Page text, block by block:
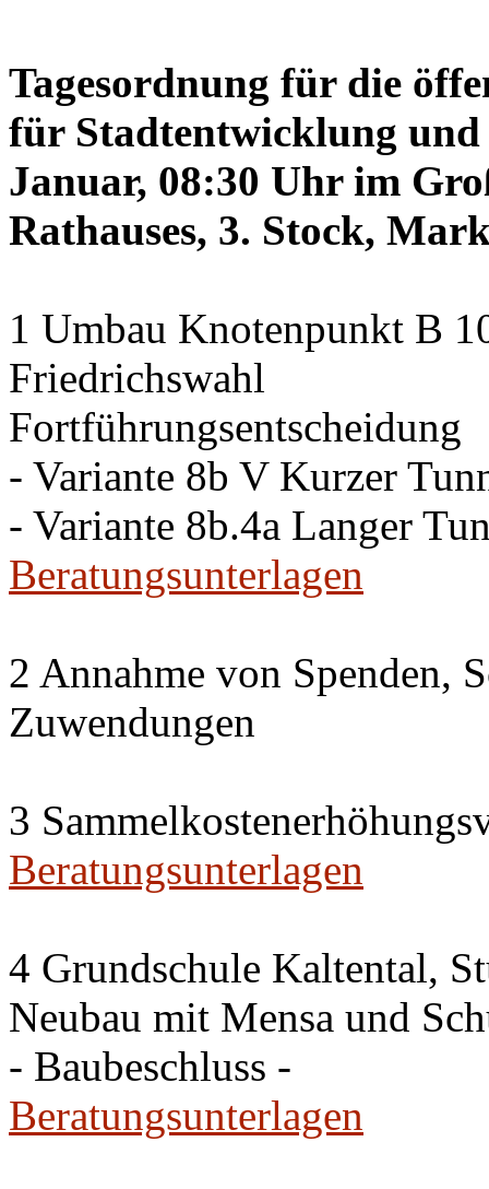
Tagesordnung für die
für Stadtentwicklung und
Januar, 08:30 Uhr im
Rathauses, 3. Stock,
1 Umbau Knotenpunkt B
Friedrichswahl
Fortführungsentscheidung
- Variante 8b V Kurzer
- Variante 8b.4a Langer
Beratungsunterlagen
2 Annahme von Spenden,
Zuwendungen
3
Beratungsunterlagen
4 Grundschule Kaltental,
Neubau mit Mensa und
- Baubeschluss -
Beratungsunterlagen